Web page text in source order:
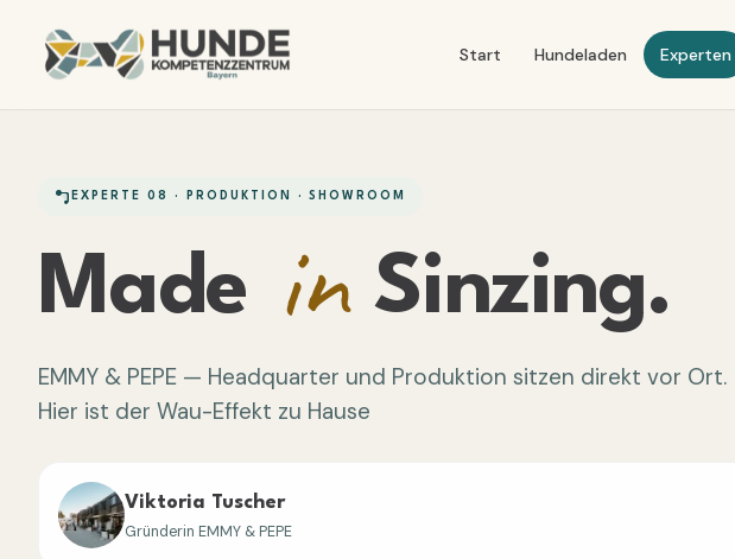
Start Hundeladen Experten
EXPERTE 08 · PRODUKTION · SHOWROOM
Made in Sinzing.
EMMY & PEPE — Headquarter und Produktion sitzen direkt vor Ort.
Hier ist der Wau-Effekt zu Hause
Viktoria Tuscher
Gründerin EMMY & PEPE